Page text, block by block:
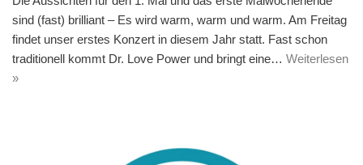
sind (fast) brilliant – Es wird warm, warm und warm. Am Freitag
findet unser erstes Konzert in diesem Jahr statt. Fast schon
traditionell kommt Dr. Love Power und bringt eine… Weiterlesen
»